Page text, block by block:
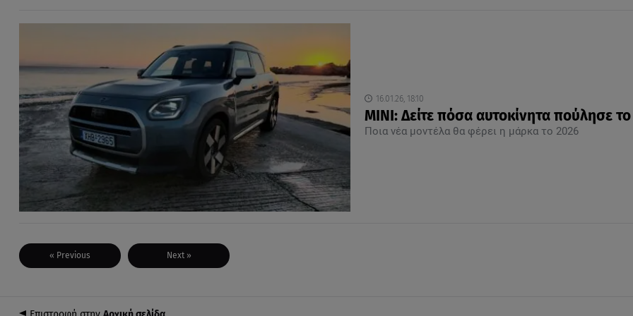
16.01.26, 18:10
MINI: Δείτε πόσα αυτοκίνητα πούλησε
Ποια νέα μοντέλα θα φέρει η μάρκα το 2026
« Previous Next »